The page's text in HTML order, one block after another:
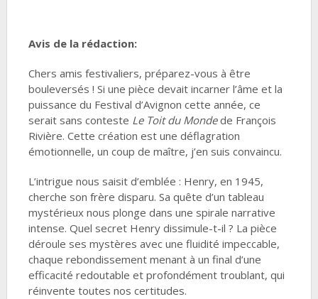
Avis de la rédaction:
Chers amis festivaliers, préparez-vous à être
bouleversés ! Si une pièce devait incarner l’âme et la
puissance du Festival d’Avignon cette année, ce
serait sans conteste Le Toit du Mondede François
Rivière. Cette création est une déflagration
émotionnelle, un coup de maître, j’en suis convaincu.
L’intrigue nous saisit d’emblée : Henry, en 1945,
cherche son frère disparu. Sa quête d’un tableau
mystérieux nous plonge dans une spirale narrative
intense. Quel secret Henry dissimule-t-il ? La pièce
déroule ses mystères avec une fluidité impeccable,
chaque rebondissement menant à un final d’une
efficacité redoutable et profondément troublant, qui
réinvente toutes nos certitudes.